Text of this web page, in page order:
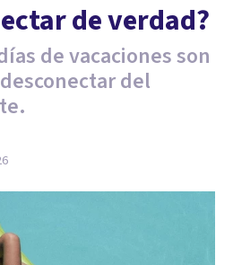
de verdad?
de vacaciones son
del